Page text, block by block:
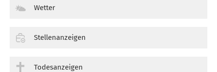
Wetter
Stellenanzeigen
Todesanzeigen